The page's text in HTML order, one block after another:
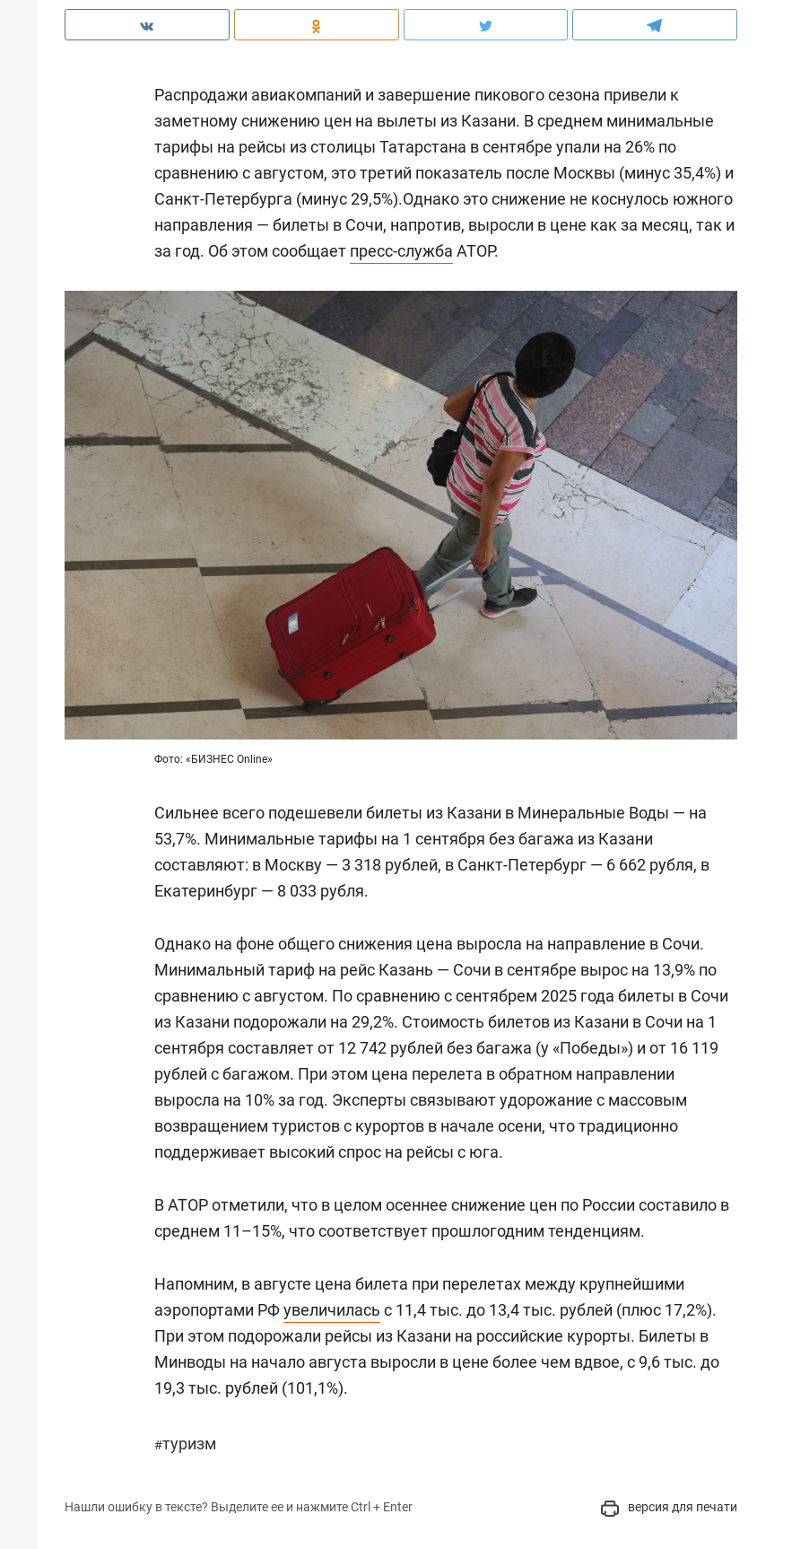
Распродажи авиакомпаний и завершение пикового сезона привели к
заметному снижению цен на вылеты из Казани. В среднем минимальные
тарифы на рейсы из столицы Татарстана в сентябре упали на 26% по
сравнению с августом, это третий показатель после Москвы (минус 35,4%) и
Санкт-Петербурга (минус 29,5%).Однако это снижение не коснулось южного
направления — билеты в Сочи, напротив, выросли в цене как за месяц, так и
за год. Об этом сообщает пресс-служба АТОР.
Фото: «БИЗНЕС Online»
Сильнее всего подешевели билеты из Казани в Минеральные Воды — на
53,7%. Минимальные тарифы на 1 сентября без багажа из Казани
составляют: в Москву — 3 318 рублей, в Санкт-Петербург — 6 662 рубля, в
Екатеринбург — 8 033 рубля.
Однако на фоне общего снижения цена выросла на направление в Сочи.
Минимальный тариф на рейс Казань — Сочи в сентябре вырос на 13,9% по
сравнению с августом. По сравнению с сентябрем 2025 года билеты в Сочи
из Казани подорожали на 29,2%. Стоимость билетов из Казани в Сочи на 1
сентября составляет от 12 742 рублей без багажа (у «Победы») и от 16 119
рублей с багажом. При этом цена перелета в обратном направлении
выросла на 10% за год. Эксперты связывают удорожание с массовым
возвращением туристов с курортов в начале осени, что традиционно
поддерживает высокий спрос на рейсы с юга.
В АТОР отметили, что в целом осеннее снижение цен по России составило в
среднем 11–15%, что соответствует прошлогодним тенденциям.
Напомним, в августе цена билета при перелетах между крупнейшими
аэропортами РФувеличилась с 11,4 тыс. до 13,4 тыс. рублей (плюс 17,2%).
При этом подорожали рейсы из Казани на российские курорты. Билеты в
Минводы на начало августа выросли в цене более чем вдвое, с 9,6 тыс. до
19,3 тыс. рублей (101,1%).
#туризм
Нашли ошибку в тексте? Выделите ее и нажмите Ctrl + Enter версия для печати